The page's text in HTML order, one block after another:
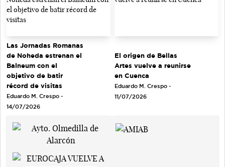
Las Jornadas Romanas
de Noheda estrenan el
Balneum con el
objetivo de batir
récord de visitas
Eduardo M. Crespo -
14/07/2026
El origen de Bellas
Artes vuelve a reunirse
en Cuenca
Eduardo M. Crespo -
11/07/2026